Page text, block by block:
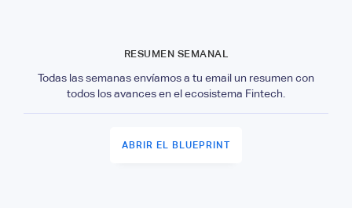
RESUMEN SEMANAL
Todas las semanas envíamos a tu email un resumen con
todos los avances en el ecosistema Fintech.
ABRIR EL BLUEPRINT